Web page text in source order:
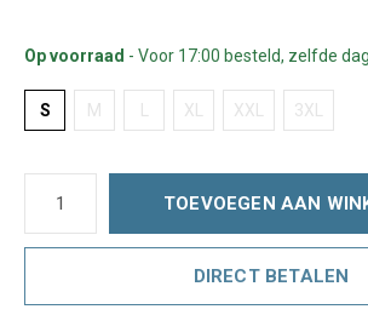
Op voorraad - Voor 17:00 besteld, zelfde
S M XL XXL 3XL
TOEVOEGEN AAN
DIRECT BETALEN